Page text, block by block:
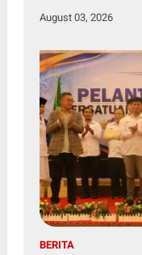
August 03, 2026
BERITA